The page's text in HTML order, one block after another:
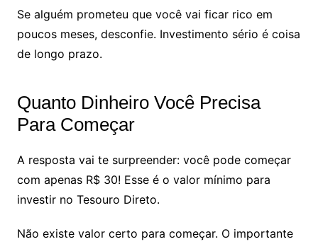
Se alguém prometeu que você vai ficar rico em
poucos meses, desconfie. Investimento sério é coisa
de longo prazo.
Quanto Dinheiro Você Precisa
Para Começar
A resposta vai te surpreender: você pode começar
com apenas R$ 30! Esse é o valor mínimo para
investir no Tesouro Direto.
Não existe valor certo para começar. O importante